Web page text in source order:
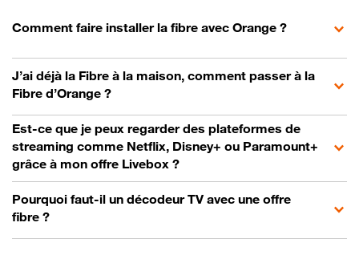
Comment faire installer la fibre avec Orange ?
J’ai déjà la Fibre à la maison, comment passer à la
Fibre d’Orange ?
Est-ce que je peux regarder des plateformes de
streaming comme Netflix, Disney+ ou Paramount+
grâce à mon offre Livebox ?
Pourquoi faut-il un décodeur TV avec une offre
fibre ?